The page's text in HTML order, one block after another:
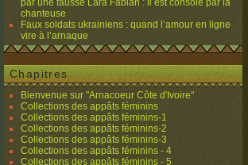
par une fausse Lara Fabian : il est consolé par la
chanteuse
Faux soldats ukrainiens : quand l’amour en ligne
vire à l’arnaque
Chapitres
Bienvenue sur "Arnacoeur Côte d'Ivoire"
Collections des appâts féminins
Collections des appâts féminins-1
Collections des appâts féminins-2
Collections des appâts féminins-3
Collections des appâts féminins - 4
Collections des appâts féminins - 5